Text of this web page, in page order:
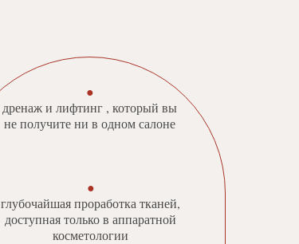
●
дренаж и лифтинг , который вы
не получите ни в одном салоне
●
глубочайшая проработка тканей,
доступная только в аппаратной
косметологии